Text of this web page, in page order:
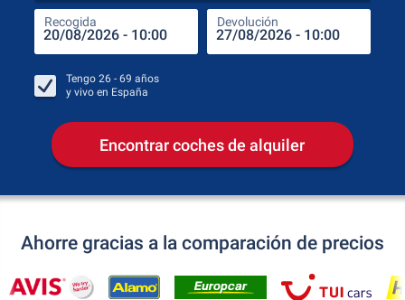
Recogida Devolución
Tengo 26 - 69 años
y vivo en España
Encontrar coches de alquiler
Ahorre gracias a la comparación de precios